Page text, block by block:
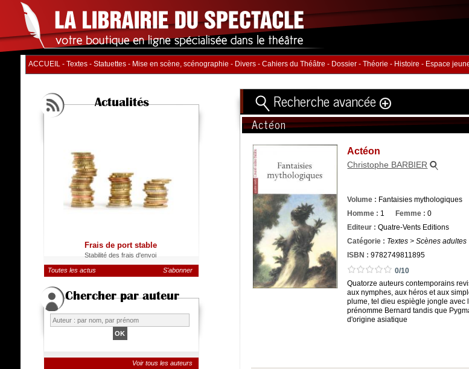
ACCUEIL - Textes - Statuettes - Mise en scène, scénographie - Divers - Cahiers du Théâtre - Dossier - Théorie - Histoire - Espace
Actualités
Frais de port stable
Stabilité des frais d'envoi
Toutes les actus S'abonner
Chercher par auteur
Voir tous les auteurs
Recherche avancée
Titre Volume
Auteur
Distribution
Nb. d'hommes :
Nb. Femmes
Catégorie
Actéon
Actéon
Christophe BARBIER
Volume : Fantaisies mythologiques
Homme : 1 Femme : 0
Editeur : Quatre-Vents Editions
Catégorie : Textes > Scènes adultes
ISBN : 9782749811895
0/10
Quatorze auteurs contemporains
aux nymphes, aux héros et aux
plume, tel dieu espiègle jongle avec
prénomme Bernard tandis que
d'origine asiatique